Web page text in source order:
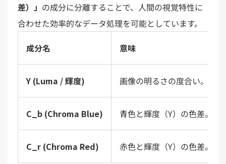
差）」 の成分に分離することで、人間の視覚特性に
合わせた効率的なデータ処理を可能としています。
成分名 意味
Y (Luma / 輝度) 画像の明るさの度合い。
C_b (Chroma Blue) 青色と輝度（Y）の色差。
C_r (Chroma Red) 赤色と輝度（Y）の色差。